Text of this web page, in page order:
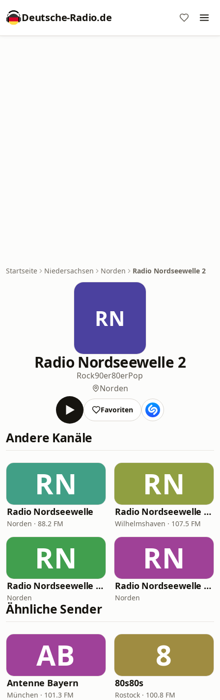
Deutsche-Radio.de
Startseite Niedersachsen Norden Radio Nordseewelle 2
RN
Radio Nordseewelle 2
Rock90er80erPop
Norden
Favoriten
Andere Kanäle
RN
Radio Nordseewelle
Norden · 88.2 FM
RN
Radio Nordseewelle Wilhelmshaven/Friesland
Wilhelmshaven · 107.5 FM
RN
Radio Nordseewelle - Weihnachtsradio
Norden
RN
Radio Nordseewelle 80er
Norden
Ähnliche Sender
AB
Antenne Bayern
München · 101.3 FM
8
80s80s
Rostock · 100.8 FM